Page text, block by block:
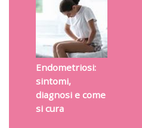
Endometriosi:
sintomi,
diagnosi e come
si cura